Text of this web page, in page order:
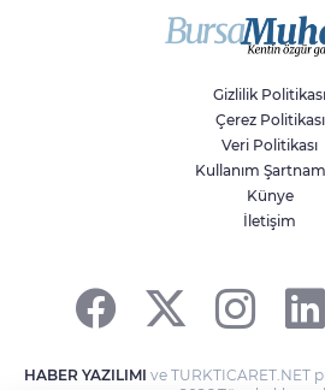
doğa ve kaybedilen
Gizlilik Politikası
Çerez Politikası
Veri Politikası
Kullanım
Künye
İletişim
HABER YAZILIMI ve